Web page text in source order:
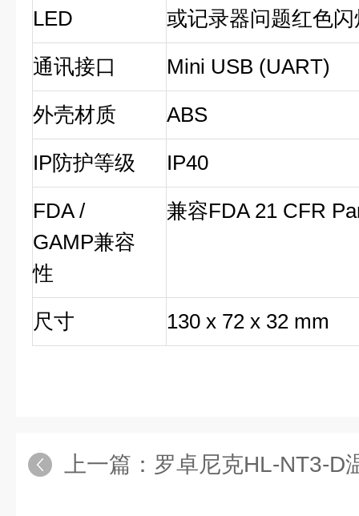
LED
或记录器问题红色闪
通讯接口
Mini USB (UART)
外壳材质
ABS
IP防护等级
IP40
FDA /
GAMP兼容
性
兼容FDA 21 CFR
尺寸 130 x 72 x 32 mm
上一篇： 罗卓尼克HL-NT3-D